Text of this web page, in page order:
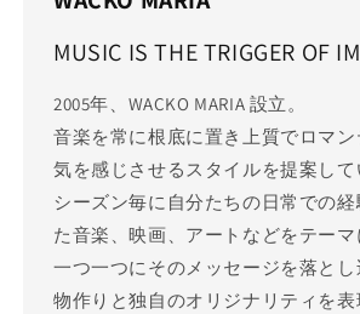
MUSIC IS THE TRIGGER OF
2005年、WACKO MARIA 設立。
音楽を常に根底に置き上質でロマ
気を感じさせるスタイルを提案して
シーズン毎に自分たちの日常での
た音楽、映画、アートなどをテー
一つ一つにそのメッセージを落と
物作りと独自のオリジナリティを表